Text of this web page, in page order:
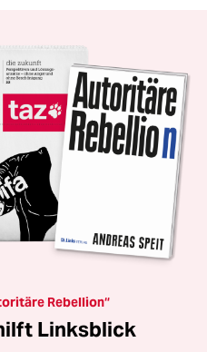
Rebellion“
Linksblick